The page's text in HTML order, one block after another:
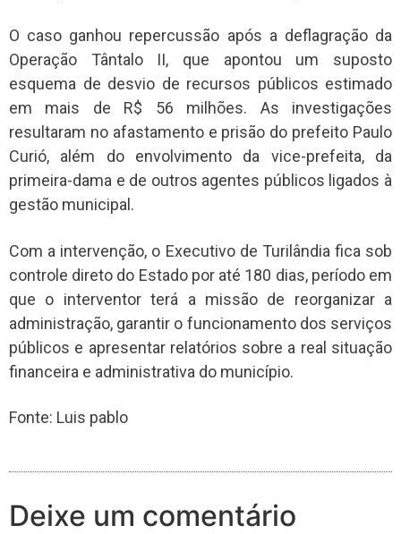
O caso ganhou repercussão após a deflagração da
Operação Tântalo II, que apontou um suposto
esquema de desvio de recursos públicos estimado
em mais de R$ 56 milhões. As investigações
resultaram no afastamento e prisão do prefeito Paulo
Curió, além do envolvimento da vice-prefeita, da
primeira-dama e de outros agentes públicos ligados à
gestão municipal.
Com a intervenção, o Executivo de Turilândia fica sob
controle direto do Estado por até 180 dias, período em
que o interventor terá a missão de reorganizar a
administração, garantir o funcionamento dos serviços
públicos e apresentar relatórios sobre a real situação
financeira e administrativa do município.
Fonte: Luis pablo
Deixe um comentário